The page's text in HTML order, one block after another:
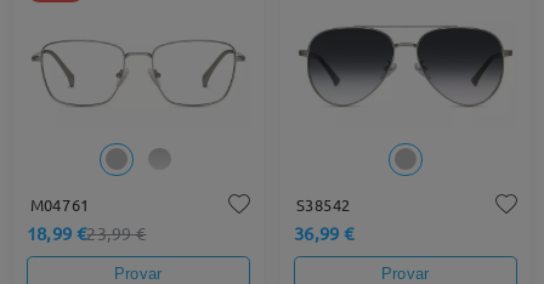
M04761
18,99 €23,99 €
Provar
S38542
36,99 €
Provar